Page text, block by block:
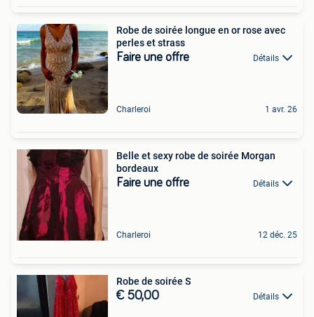
Robe de soirée longue en or rose avec
perles et strass
Faire une offre Détails
Charleroi 1 avr. 26
Belle et sexy robe de soirée Morgan
bordeaux
Faire une offre Détails
Charleroi 12 déc. 25
Robe de soirée S
€ 50,00 Détails